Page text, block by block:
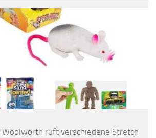
Woolworth ruft verschiedene Stretch